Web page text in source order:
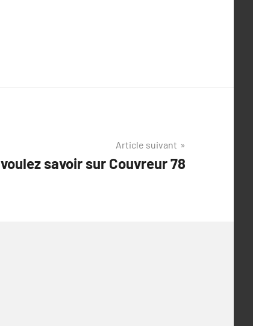
Article suivant
savoir sur Couvreur 78